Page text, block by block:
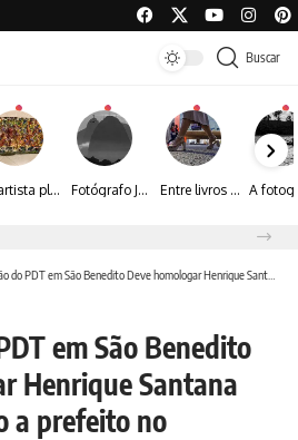
Buscar
O artista plástico Jorge Luiz transforma sustentabilidade e criatividade em arte contemporânea Fotógrafo José Roberto apresenta um olhar sensível sobre arquitetura, formas e luz na fotografia Entre livros e fotografia autoral, Sebastião Reis consolida uma trajetória marcada pelo olhar artístico
iluminada pela lua
em São Benedito Deve homologar Henrique Santana como candidato a prefeito no domingo (4)
em São Benedito
Henrique Santana
a prefeito no